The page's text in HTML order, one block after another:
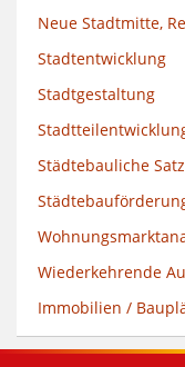
Neue Stadtmitte,
Stadtentwicklung
Stadtgestaltung
Städtebauliche
Wiederkehrende
Immobilien /